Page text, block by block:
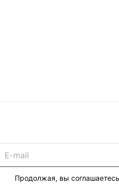
Продолжая, вы